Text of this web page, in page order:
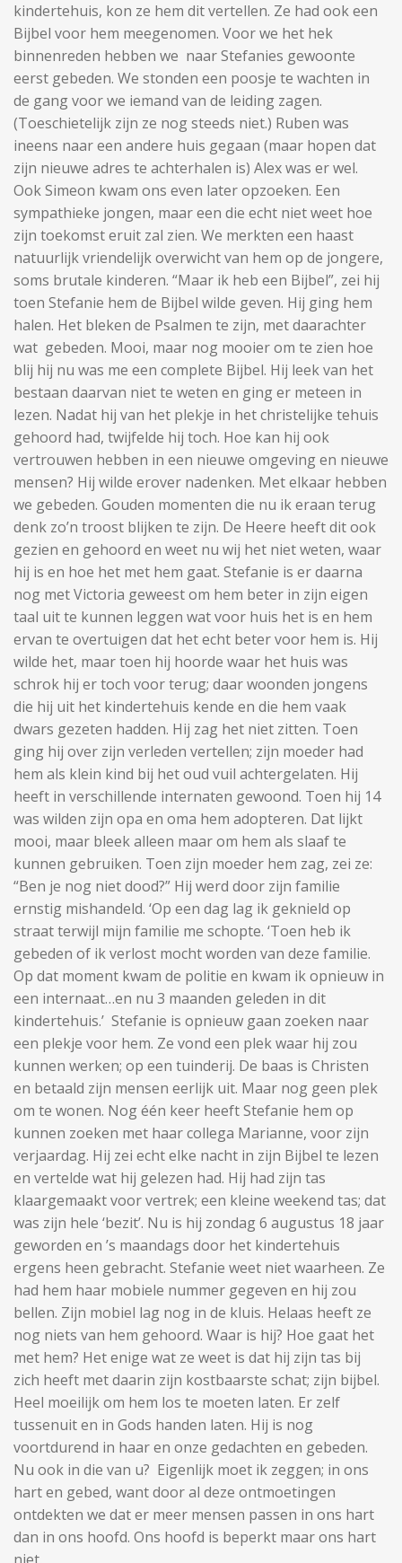
kindertehuis, kon ze hem dit vertellen. Ze had ook een
Bijbel voor hem meegenomen. Voor we het hek
binnenreden hebben we naar Stefanies gewoonte
eerst gebeden. We stonden een poosje te wachten in
de gang voor we iemand van de leiding zagen.
(Toeschietelijk zijn ze nog steeds niet.) Ruben was
ineens naar een andere huis gegaan (maar hopen dat
zijn nieuwe adres te achterhalen is) Alex was er wel.
Ook Simeon kwam ons even later opzoeken. Een
sympathieke jongen, maar een die echt niet weet hoe
zijn toekomst eruit zal zien. We merkten een haast
natuurlijk vriendelijk overwicht van hem op de jongere,
soms brutale kinderen. “Maar ik heb een Bijbel”, zei hij
toen Stefanie hem de Bijbel wilde geven. Hij ging hem
halen. Het bleken de Psalmen te zijn, met daarachter
wat gebeden. Mooi, maar nog mooier om te zien hoe
blij hij nu was me een complete Bijbel. Hij leek van het
bestaan daarvan niet te weten en ging er meteen in
lezen. Nadat hij van het plekje in het christelijke tehuis
gehoord had, twijfelde hij toch. Hoe kan hij ook
vertrouwen hebben in een nieuwe omgeving en nieuwe
mensen? Hij wilde erover nadenken. Met elkaar hebben
we gebeden. Gouden momenten die nu ik eraan terug
denk zo’n troost blijken te zijn. De Heere heeft dit ook
gezien en gehoord en weet nu wij het niet weten, waar
hij is en hoe het met hem gaat. Stefanie is er daarna
nog met Victoria geweest om hem beter in zijn eigen
taal uit te kunnen leggen wat voor huis het is en hem
ervan te overtuigen dat het echt beter voor hem is. Hij
wilde het, maar toen hij hoorde waar het huis was
schrok hij er toch voor terug; daar woonden jongens
die hij uit het kindertehuis kende en die hem vaak
dwars gezeten hadden. Hij zag het niet zitten. Toen
ging hij over zijn verleden vertellen; zijn moeder had
hem als klein kind bij het oud vuil achtergelaten. Hij
heeft in verschillende internaten gewoond. Toen hij 14
was wilden zijn opa en oma hem adopteren. Dat lijkt
mooi, maar bleek alleen maar om hem als slaaf te
kunnen gebruiken. Toen zijn moeder hem zag, zei ze:
“Ben je nog niet dood?” Hij werd door zijn familie
ernstig mishandeld. ‘Op een dag lag ik geknield op
straat terwijl mijn familie me schopte. ‘Toen heb ik
gebeden of ik verlost mocht worden van deze familie.
Op dat moment kwam de politie en kwam ik opnieuw in
een internaat…en nu 3 maanden geleden in dit
kindertehuis.’ Stefanie is opnieuw gaan zoeken naar
een plekje voor hem. Ze vond een plek waar hij zou
kunnen werken; op een tuinderij. De baas is Christen
en betaald zijn mensen eerlijk uit. Maar nog geen plek
om te wonen. Nog één keer heeft Stefanie hem op
kunnen zoeken met haar collega Marianne, voor zijn
verjaardag. Hij zei echt elke nacht in zijn Bijbel te lezen
en vertelde wat hij gelezen had. Hij had zijn tas
klaargemaakt voor vertrek; een kleine weekend tas; dat
was zijn hele ‘bezit’. Nu is hij zondag 6 augustus 18 jaar
geworden en ’s maandags door het kindertehuis
ergens heen gebracht. Stefanie weet niet waarheen. Ze
had hem haar mobiele nummer gegeven en hij zou
bellen. Zijn mobiel lag nog in de kluis. Helaas heeft ze
nog niets van hem gehoord. Waar is hij? Hoe gaat het
met hem? Het enige wat ze weet is dat hij zijn tas bij
zich heeft met daarin zijn kostbaarste schat; zijn bijbel.
Heel moeilijk om hem los te moeten laten. Er zelf
tussenuit en in Gods handen laten. Hij is nog
voortdurend in haar en onze gedachten en gebeden.
Nu ook in die van u? Eigenlijk moet ik zeggen; in ons
hart en gebed, want door al deze ontmoetingen
ontdekten we dat er meer mensen passen in ons hart
dan in ons hoofd. Ons hoofd is beperkt maar ons hart